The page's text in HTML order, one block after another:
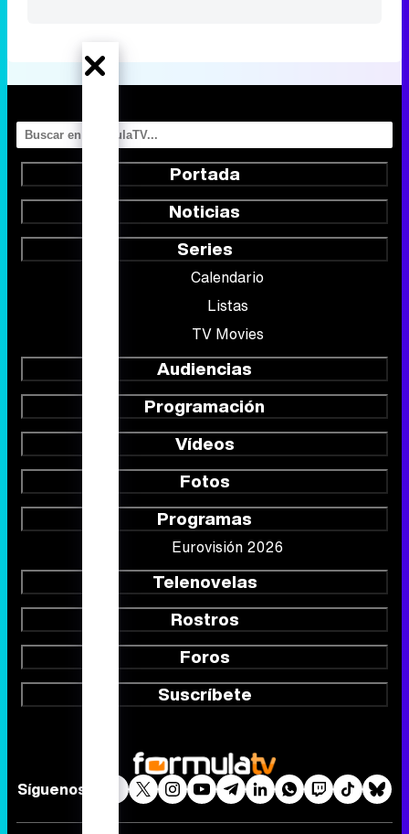
Portada
Noticias
Series
Calendario
Listas
TV Movies
Audiencias
Programación
Vídeos
Fotos
Programas
Eurovisión 2026
Telenovelas
Rostros
Foros
Suscríbete
Síguenos